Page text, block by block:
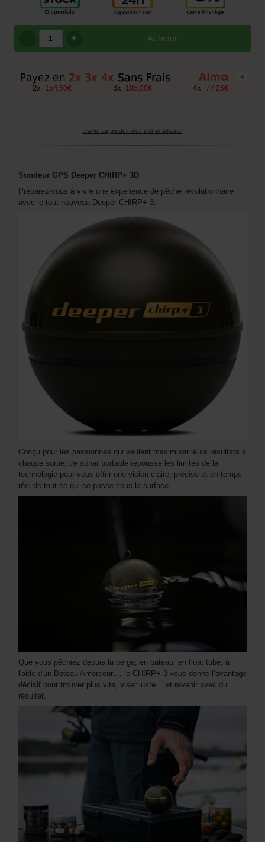
Acheter
+
+
2x 154 50€ 3x 103, 00€ 4x 77 25€
J'ai vu ce produit moins cher ailleurs.
Sondeur GPS Deeper CHIRP+ 3D
Préparez-vous à vivre une expérience de pêche révolutionnaire
avec le tout nouveau Deeper CHIRP+ 3.
Conçu pour les passionnés qui veulent maximiser leurs résultats à
chaque sortie, ce sonar portable repousse les limites de la
technologie pour vous offrir une vision claire, précise et en temps
réel de tout ce qui se passe sous la surface.
Que vous pêchiez depuis la berge, en bateau, en float tube, à
l'aide d'un Bateau Amorceur..., le CHIRP+ 3 vous donne l’avantage
décisif pour trouver plus vite, viser juste… et revenir avec du
résultat.